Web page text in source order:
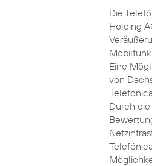
Die
Holding
Eine
von
Durch